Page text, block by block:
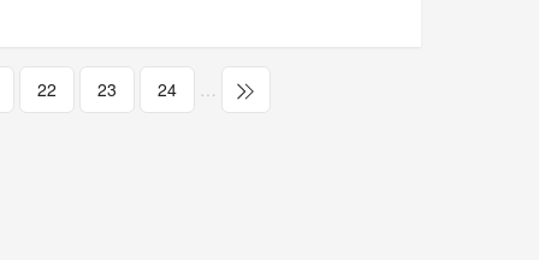
22 23 24